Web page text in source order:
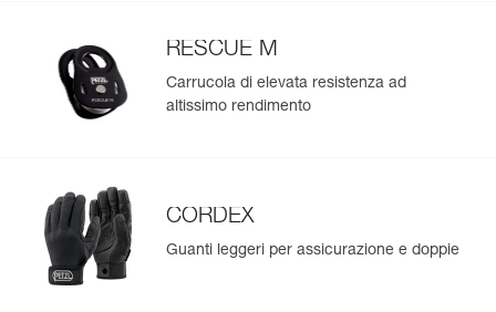
RESCUE M
Carrucola di elevata resistenza ad
altissimo rendimento
CORDEX
Guanti leggeri per assicurazione e doppie